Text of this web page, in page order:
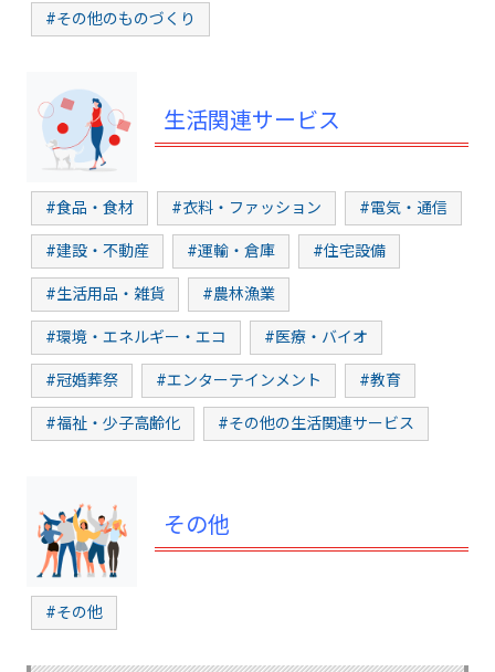
#その他のものづくり
生活関連サービス
#食品・食材 #衣料・ファッション #電気・通信
#建設・不動産 #運輸・倉庫 #住宅設備
#生活用品・雑貨 #農林漁業
#環境・エネルギー・エコ #医療・バイオ
#冠婚葬祭 #エンターテインメント #教育
#福祉・少子高齢化 #その他の生活関連サービス
その他
#その他